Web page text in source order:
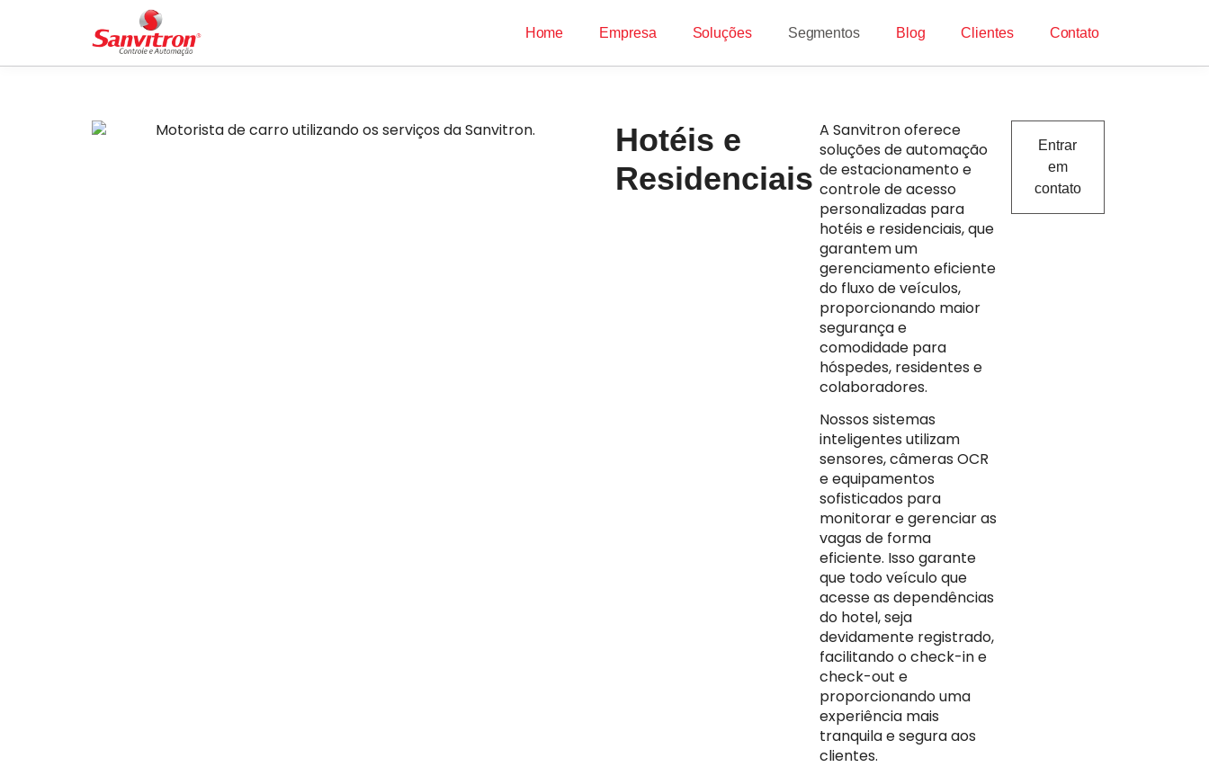
Home Empresa Soluções Segmentos Blog Clientes Contato
Hotéis e
Residenciais
A Sanvitron oferece
soluções de automação
de estacionamento e
controle de acesso
personalizadas para
hotéis e residenciais, que
garantem um
gerenciamento eficiente
do fluxo de veículos,
proporcionando maior
segurança e
comodidade para
hóspedes, residentes e
colaboradores.
Nossos sistemas
inteligentes utilizam
sensores, câmeras OCR
e equipamentos
sofisticados para
monitorar e gerenciar as
vagas de forma
eficiente. Isso garante
que todo veículo que
acesse as dependências
do hotel, seja
devidamente registrado,
facilitando o check-in e
check-out e
proporcionando uma
experiência mais
tranquila e segura aos
clientes.
Entrar
em
contato